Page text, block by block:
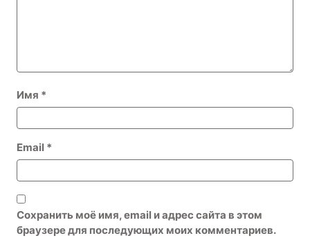
Имя *
Email *
Сохранить моё имя, email и адрес сайта в этом
браузере для последующих моих комментариев.